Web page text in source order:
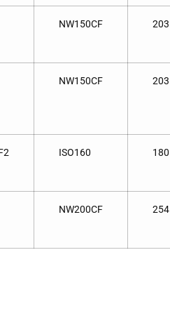
NW150CF 203
NW150CF 203
ISO160 180
NW200CF 254